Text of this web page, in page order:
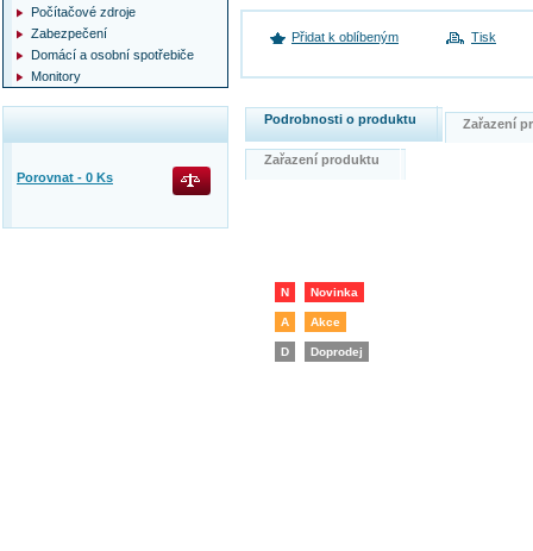
Přidat k oblíbeným Tisk
Podrobnosti o produktu Zařazení
Zařazení produktu
N Novinka
A Akce
D Doprodej
Počítačové zdroje
Zabezpečení
Domácí a osobní spotřebiče
Monitory
Porovnat - 0 Ks